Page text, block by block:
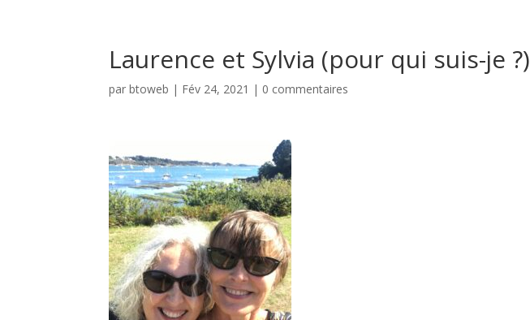
Laurence et Sylvia (pour qui suis-je ?)
parbtoweb | Fév 24, 2021 | 0 commentaires